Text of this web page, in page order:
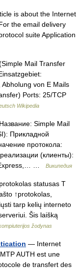
is about the Internet
the email delivery
suite Application
Mail Transfer
von E Mails
Ports: 25/TCP
Wikipedia
Simple Mail
Прикладной
протокола:
(клиенты):
Express,… …
Википедия
statusas T
↑protokolas,
tarp kelių interneto
Šis laišką
žodynas
— Internet
AUTH est une
de transfert des